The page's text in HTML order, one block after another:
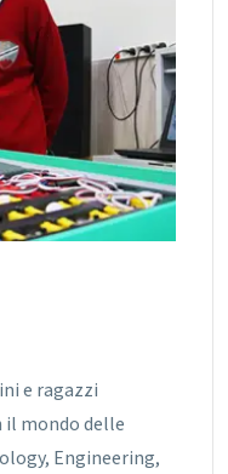
e ragazzi
il mondo delle
Engineering,